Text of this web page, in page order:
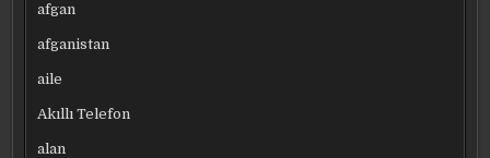
afgan
afganistan
aile
Akıllı Telefon
alan